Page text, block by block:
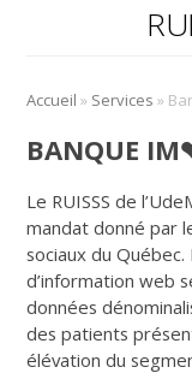
Accueil » Services »
BANQUE
Le RUISSS de
mandat donné par
sociaux du
d’information web
données
des patients
élévation du